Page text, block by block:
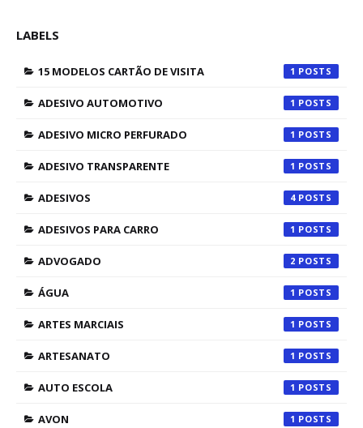
LABELS
15 MODELOS CARTÃO DE VISITA 1
ADESIVO AUTOMOTIVO 1
ADESIVO MICRO PERFURADO 1
ADESIVO TRANSPARENTE 1
ADESIVOS 4
ADESIVOS PARA CARRO 1
ADVOGADO 2
ÁGUA 1
ARTES MARCIAIS 1
ARTESANATO 1
AUTO ESCOLA 1
AVON 1